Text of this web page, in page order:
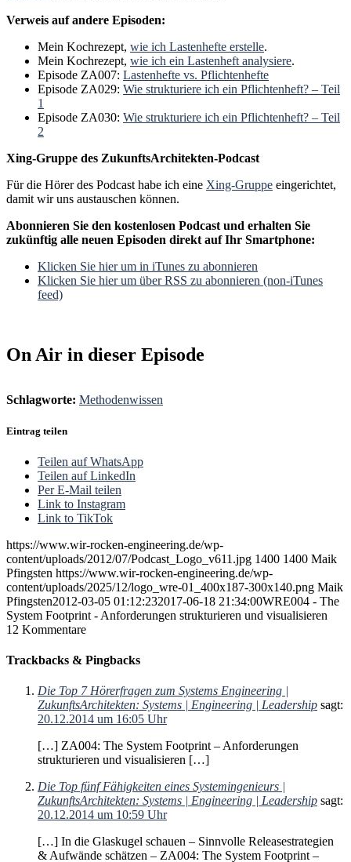
Verweis auf andere Episoden:
Mein Kochrezept, wie ich Lastenhefte erstelle.
Mein Kochrezept, wie ich ein Lastenheft analysiere.
Episode ZA007: Lastenhefte vs. Pflichtenhefte
Episode ZA029: Wie strukturiere ich ein Pflichtenheft? – Teil
1
Episode ZA030: Wie strukturiere ich ein Pflichtenheft? – Teil
2
Xing-Gruppe des ZukunftsArchitekten-Podcast
Für die Hörer des Podcast habe ich eine Xing-Gruppe eingerichtet,
damit wir uns austauschen können.
Abonnieren Sie den kostenlosen Podcast und erhalten Sie
zukünftig alle neuen Episoden direkt auf Ihr Smartphone:
Klicken Sie hier um in iTunes zu abonnieren
Klicken Sie hier um über RSS zu abonnieren (non-iTunes
feed)
On Air in dieser Episode
Schlagworte: Methodenwissen
Eintrag teilen
Teilen auf WhatsApp
Teilen auf LinkedIn
Per E-Mail teilen
Link to Instagram
Link to TikTok
https://www.wir-rocken-engineering.de/wp-
content/uploads/2012/07/Podcast_Logo_v611.jpg 1400 1400 Maik
Pfingsten https://www.wir-rocken-engineering.de/wp-
content/uploads/2025/12/logo_wre-01_400x187-300x140.png Maik
Pfingsten2012-03-05 01:12:232017-06-18 21:34:00WRE004 - The
System Footprint - Anforderungen strukturieren und visualisieren
12 Kommentare
Trackbacks & Pingbacks
Die Top 7 Hörerfragen zum Systems Engineering |
ZukunftsArchitekten: Systems | Engineering | Leadership sagt:
20.12.2014 um 16:05 Uhr
[…] ZA004: The System Footprint – Anforderungen
strukturieren und visualisieren […]
Die Top fünf Fähigkeiten eines Systemingenieurs |
ZukunftsArchitekten: Systems | Engineering | Leadership sagt:
20.12.2014 um 10:59 Uhr
[…] In die Glaskugel schauen – Sinnvolle Releasestrategien
& Aufwände schätzen – ZA004: The System Footprint –